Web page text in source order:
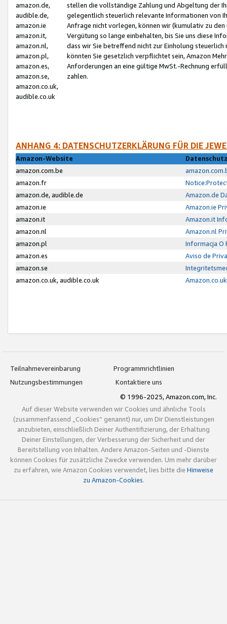
amazon.de,
audible.de,
amazon.ie
amazon.it,
amazon.nl,
amazon.pl,
amazon.es,
amazon.se,
amazon.co.uk,
audible.co.uk
stellen die vollständige Zahlung und Abgeltung der
gelegentlich steuerlich relevante Informationen von
Anfrage nicht vorlegen, können wir (kumulativ zu
Vergütung so lange einbehalten, bis Sie uns diese
dass wir Sie betreffend nicht zur Einholung
könnten Sie gesetzlich verpflichtet sein, Amazon
Anforderungen an eine gültige MwSt.-Rechnung
zahlen.
ANHANG 4: DATENSCHUTZERKLÄRUNG FÜR DIE
Amazon-Website
amazon.com.be
amazon.fr
amazon.de, audible.de
Amazon.de
amazon.ie
Amazon.ie
amazon.it
Amazon.it
amazon.nl
Amazon.nl
amazon.pl
Informacja O
amazon.es
Aviso de
amazon.se
amazon.co.uk, audible.co.uk
Teilnahmevereinbarung
Programmrichtlinien
Nutzungsbestimmungen
Kontaktiere uns
© 1996-2025, Amazon.com, Inc.
Auf dieser Website verwenden wir Cookies und ähnliche Tools
(zusammenfassend „Cookies“ genannt) nur, um Dir Dienstleistungen
anzubieten, einschließlich Deiner Authentifizierung, der Erhaltung
Deiner Einstellungen, der Verbesserung der Sicherheit und der
Bereitstellung von Inhalten. Andere Amazon-Seiten und -Dienste
können Cookies für zusätzliche Zwecke verwenden. Um mehr darüber
zu erfahren, wie Amazon Cookies verwendet, lies bitte die Hinweise
zu Amazon-Cookies.